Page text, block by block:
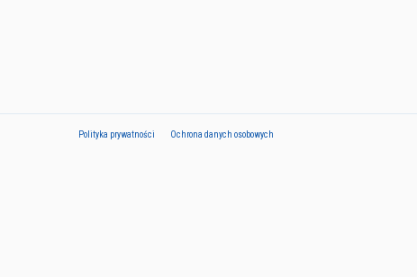
Polityka prywatności Ochrona danych osobowych